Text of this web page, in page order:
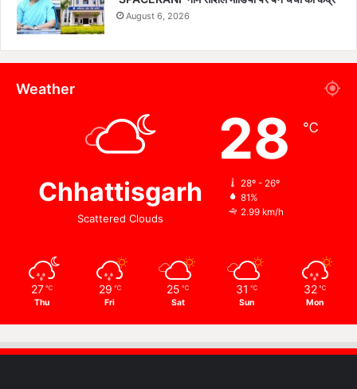
August 6, 2026
Weather
Chhattisgarh
Scattered Clouds
28 ℃
28º - 26º
81%
2.99 km/h
27 ℃
Thu
29 ℃
Fri
25 ℃
Sat
31 ℃
Sun
32 ℃
Mon